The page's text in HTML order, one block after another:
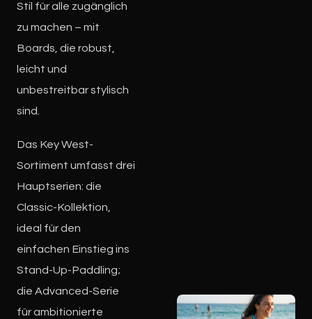
Stil für alle zugänglich
zu machen – mit
Boards, die robust,
leicht und
unbestreitbar stylisch
sind.
Das Key West-
Sortiment umfasst drei
Hauptserien: die
Classic-Kollektion,
ideal für den
einfachen Einstieg ins
Stand-Up-Paddling;
die Advanced-Serie
für ambitionierte